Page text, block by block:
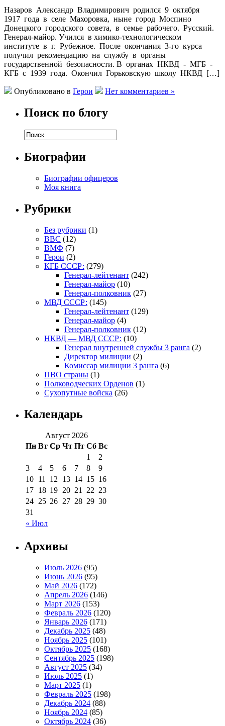
Назаров Александр Владимирович родился 9 октября
1917 года в селе Махоровка, ныне город Моспино
Донецкого городского совета, в семье рабочего. Русский.
Генерал-майор. Учился в химико-технологическом
институте в г. Рубежное. После окончания 3-го курса
получил рекомендацию на службу в органы
государственной безопасности. В органах НКВД - МГБ -
КГБ с 1939 года. Окончил Горьковскую школу НКВД […]
Опубликовано в Герои Нет комментариев »
Поиск по блогу
Биографии
Биографии офицеров
Моя книга
Рубрики
Без рубрики (1)
ВВС (12)
ВМФ (7)
Герои (2)
КГБ СССР: (279)
Генерал-лейтенант (242)
Генерал-майор (10)
Генерал-полковник (27)
МВД СССР: (145)
Генерал-лейтенант (129)
Генерал-майор (4)
Генерал-полковник (12)
НКВД — МВД СССР: (10)
Генерал внутренней службы 3 ранга (2)
Директор милиции (2)
Комиссар милиции 3 ранга (6)
ПВО страны (1)
Полководческих Орденов (1)
Сухопутные войска (26)
Календарь
Август 2026
Пн Вт Ср Чт Пт Сб Вс
« Июл
1
2
3
4 5 6 7 8
9
10 11 12 13 14 15 16
17 18 19 20 21 22 23
24 25 26 27 28 29 30
31
Архивы
Июль 2026 (95)
Июнь 2026 (95)
Май 2026 (172)
Апрель 2026 (146)
Март 2026 (153)
Февраль 2026 (120)
Январь 2026 (171)
Декабрь 2025 (48)
Ноябрь 2025 (101)
Октябрь 2025 (168)
Сентябрь 2025 (198)
Август 2025 (34)
Июль 2025 (1)
Март 2025 (1)
Февраль 2025 (198)
Декабрь 2024 (88)
Ноябрь 2024 (85)
Октябрь 2024 (36)